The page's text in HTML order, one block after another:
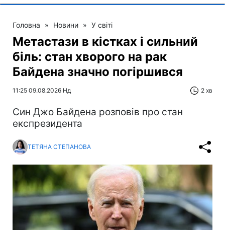
Головна » Новини » У світі
Метастази в кістках і сильний
біль: стан хворого на рак
Байдена значно погіршився
11:25 09.08.2026 Нд 2 хв
Син Джо Байдена розповів про стан
експрезидента
ТЕТЯНА СТЕПАНОВА